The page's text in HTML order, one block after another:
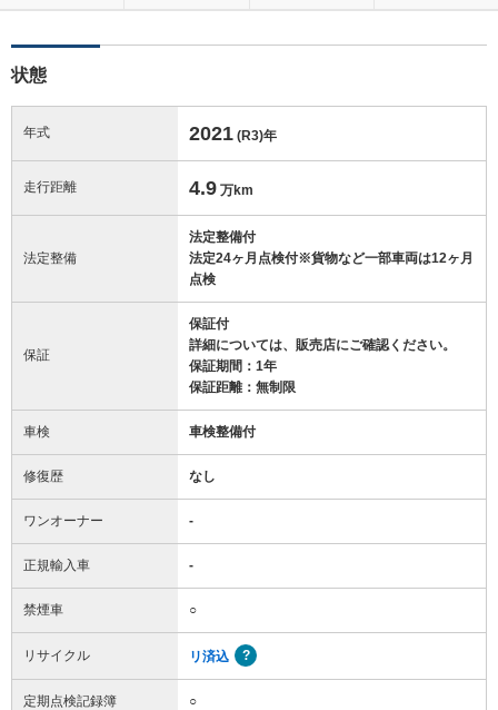
状態
年式 2021 (R3)年
走行距離 4.9 万km
法定整備
法定整備付
法定24ヶ月点検付※貨物など一部車両は12ヶ月
点検
保証
保証付
詳細については、販売店にご確認ください。
保証期間：1年
保証距離：無制限
車検 車検整備付
修復歴 なし
ワンオーナー -
正規輸入車 -
禁煙車 ○
リサイクル リ済込
定期点検記録簿 ○